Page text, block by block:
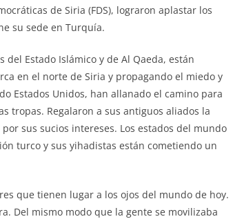
de Siria (FDS), lograron aplastar los
su sede en Turquía.
Estado Islámico y de Al Qaeda, están
en el norte de Siria y propagando el miedo y
Estados Unidos, han allanado el camino para
tropas. Regalaron a sus antiguos aliados la
sus sucios intereses. Los estados del mundo
turco y sus yihadistas están cometiendo un
que tienen lugar a los ojos del mundo de hoy.
Del mismo modo que la gente se movilizaba